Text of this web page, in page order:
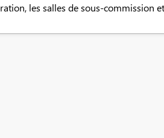
les salles de sous-commission